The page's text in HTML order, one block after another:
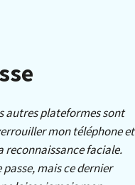
autres plateformes sont
mon téléphone et
reconnaissance faciale.
mais ce dernier